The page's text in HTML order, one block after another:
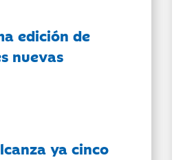
edición de
nuevas
ya cinco